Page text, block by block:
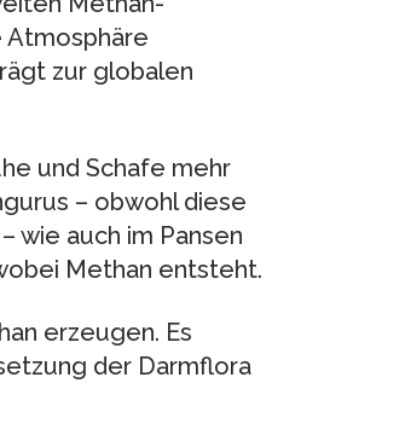
Atmosphäre
zur globalen
und Schafe mehr
– obwohl diese
wie auch im Pansen
Methan entsteht.
erzeugen. Es
der Darmflora